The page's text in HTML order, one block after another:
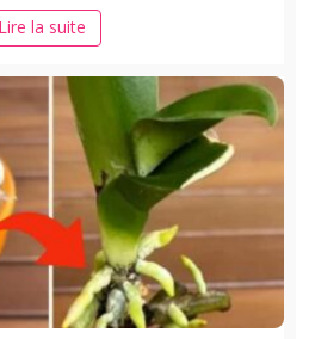
Lire la suite